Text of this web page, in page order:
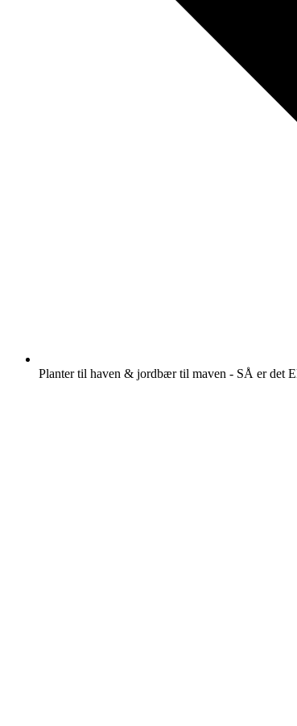
Planter til haven & jordbær til maven - SÅ er det